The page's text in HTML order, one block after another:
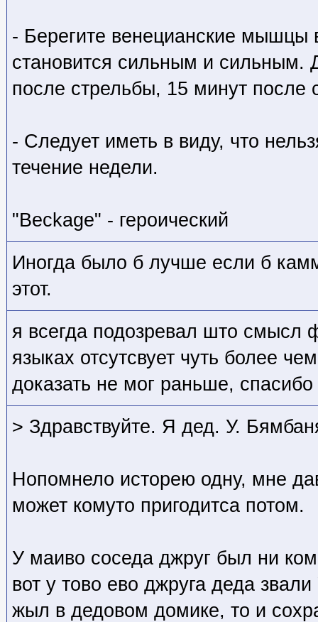
- Берегите венецианские мышцы
становится сильным и сильным.
после стрельбы, 15 минут после
- Следует иметь в виду, что
течение недели.
"Beckage" - героический
Иногда было б лучше если б
этот.
я всегда подозревал што смысл
языках отсутсвует чуть более
доказать не мог раньше,
> Здравствуйте. Я дед. У.
Нопомнело исторею одну, мне
может комуто пригодитса потом.
У маиво соседа джруг был ни
вот у тово ево джруга деда
жыл в дедовом домике, то и